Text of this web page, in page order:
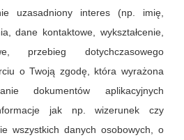
uzasadniony interes (np. imię,
dane kontaktowe, wykształcenie,
przebieg dotychczasowego
o Twoją zgodę, która wyrażona
dokumentów aplikacyjnych
jak np. wizerunek czy
wszystkich danych osobowych, o